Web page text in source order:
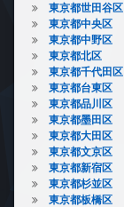
東京都世田谷区
東京都中央区
東京都中野区
東京都北区
東京都千代田区
東京都台東区
東京都品川区
東京都墨田区
東京都大田区
東京都文京区
東京都新宿区
東京都杉並区
東京都板橋区